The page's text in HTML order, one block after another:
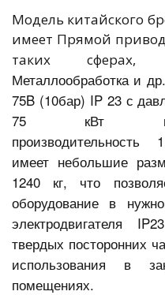
Модель китайского
имеет Прямой
таких
Металлообработка и
75B (10бар) IP 23 с
75 кВт
имеет небольшие
1240 кг, что
оборудование в
электродвигателя
твердых посторонних
использования в
помещениях.